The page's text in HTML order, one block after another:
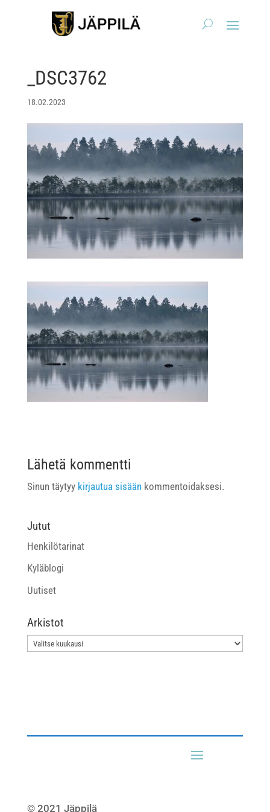
_DSC3762
18.02.2023
Lähetä kommentti
Sinun täytyy kirjautua sisäänkommentoidaksesi.
Jutut
Henkilötarinat
Kyläblogi
Uutiset
Arkistot
Arkistot
© 2021 Jäppilä